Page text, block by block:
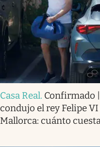
Casa Real. Confirmado
condujo el rey Felipe
Mallorca: cuánto